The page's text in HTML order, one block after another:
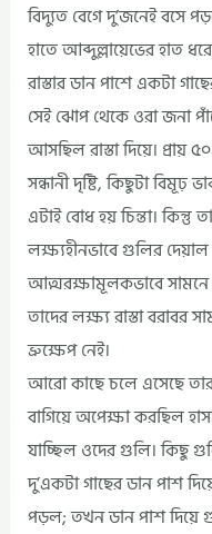
বিদ্যুত বেগে দু’জনেই বসে
হাতে আব্দুল্লায়েভের হাত
রাস্তার ডান পাশে একটা
সেই ঝোপ থেকে ওরা জনা
আসছিল রাস্তা দিয়ে। প্রায়
সন্ধানী দৃষ্টি, কিছুটা
এটাই বোধ হয় চিন্তা। কিন্তু
লক্ষ্যহীনভাবে গুলির
আত্মরক্ষামূলকভাবে
তাদের লক্ষ্য রাস্তা বরাবর
ভ্রুক্ষেপ নেই।
আরো কাছে চলে এসেছে
বাগিয়ে অপেক্ষা করছিল
যাচ্ছিল ওদের গুলি। কিছু
দু’একটা গাছের ডান পাশ
পড়ল; তখন ডান পাশ দিয়ে